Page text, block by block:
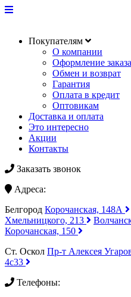
Покупателям
О компании
Оформление заказа
Обмен и возврат
Гарантия
Оплата в кредит
Оптовикам
Доставка и оплата
Это интересно
Акции
Контакты
Заказать звонок
Адреса:
Белгород Корочанская, 148А
Хмельницкого, 213
Корочанская, 150
Ст. Оскол Пр-т Алексея
4с33
Телефоны: